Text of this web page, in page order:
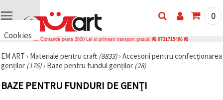
Cookies
vrem să vă
oferim
câteva
cookie -uri.
Cu toate
0
Comanda peste 3800 Lei si primesti transport gratuit! 0731715486
EM ART › Materiale pentru craft (8833)› Accesorii pentru confecționarea
genților (176)› Baze pentru fundul genților (28)
BAZE PENTRU FUNDURI DE GENȚI